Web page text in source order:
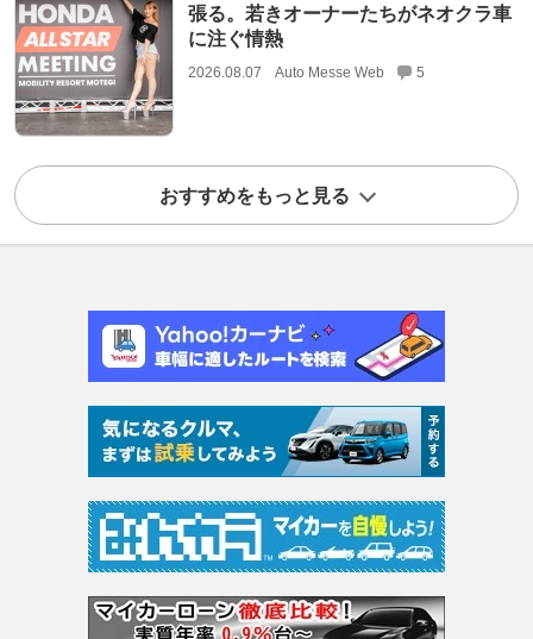
張る。若きオーナーたちがネオクラ車
に注ぐ情熱
2026.08.07 Auto Messe Web 5
おすすめをもっと見る